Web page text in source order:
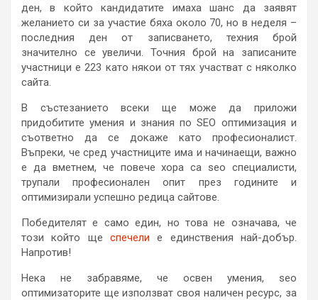
ден, в който кандидатите имаха шанс да заявят
желанието си за участие бяха около 70, но в неделя –
последния ден от записването, техния брой
значително се увеличи. Точния брой на записаните
участници е 223 като някои от тях участват с няколко
сайта.
В състезанието всеки ще може да приложи
придобитите умения и знания по SEO оптимизация и
съответно да се докаже като професионалист.
Въпреки, че сред участниците има и начинаещи, важно
е да вметнем, че повече хора са seo специалисти,
трупали професионален опит през годините и
оптимизирали успешно редица сайтове.
Победителят е само един, но това не означава, че
този който ще спечели е единствения най-добър.
Напротив!
Нека не забравяме, че освен умения, seo
оптимизаторите ще използват своя наличен ресурс, за